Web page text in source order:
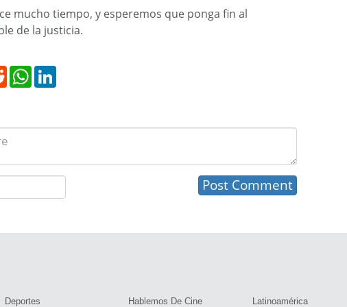
mucho tiempo, y esperemos que ponga fin al
de la justicia.
RedditWhatsApp
Deportes Hablemos De Cine Latinoamérica